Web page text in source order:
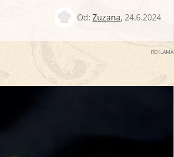
Od:Zuzana,24.6.2024
REKLAMA